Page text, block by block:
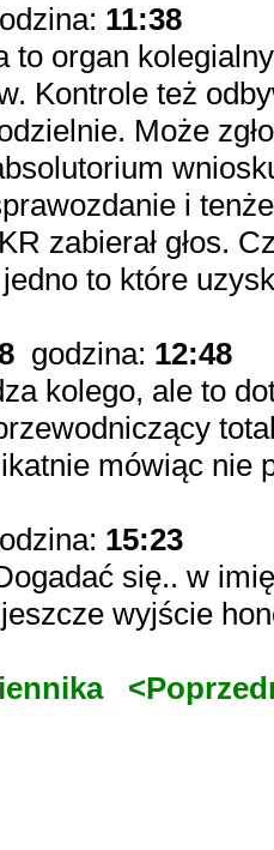
11:38
to organ
Kontrole też
Może
i
zabierał głos.
to które
godzina: 12:48
kolego, ale to
mówiąc nie
15:23
się.. w
wyjście